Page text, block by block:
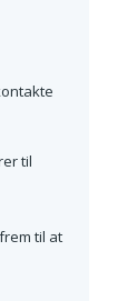
til
til at